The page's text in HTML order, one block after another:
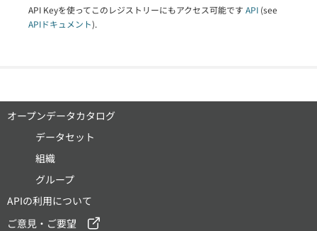
API Keyを使ってこのレジストリーにもアクセス可能です API (see
APIドキュメント).
オープンデータカタログ
データセット
組織
グループ
APIの利用について
ご意見・ご要望